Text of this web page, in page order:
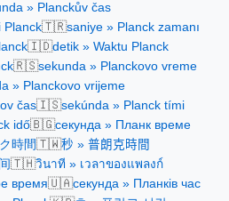
» Planckův čas
Planck🇹🇷saniye » Planck zamanı
🇮🇩detik » Waktu Planck
🇷🇸sekunda » Planckovo vreme
» Planckovo vrijeme
čas🇮🇸sekúnda » Planck tími
idő🇧🇬секунда » Планк време
時間🇹🇼秒 » 普朗克時間
🇹🇭วินาที » เวลาของแพลงก์
время🇺🇦секунда » Планків час